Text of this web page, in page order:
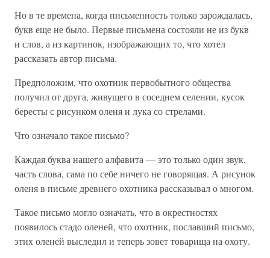
Но в те времена, когда письменность только зарождалась,
букв еще не было. Первые письмена состояли не из букв
и слов, а из картинок, изображающих то, что хотел
рассказать автор письма.
Предположим, что охотник первобытного общества
получил от друга, живущего в соседнем селении, кусок
бересты с рисунком оленя и лука со стрелами.
Что означало такое письмо?
Каждая буква нашего алфавита — это только один звук,
часть слова, сама по себе ничего не говорящая. А рисунок
оленя в письме древнего охотника рассказывал о многом.
Такое письмо могло означать, что в окрестностях
появилось стадо оленей, что охотник, пославший письмо,
этих оленей выследил и теперь зовет товарища на охоту.